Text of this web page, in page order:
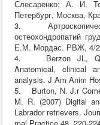
Слесаренко; А. И.
Петербург, Москва,
3.
остеохондропатий
Е.М. Мордас. РВЖ, 4/
4. Berzon JL,
Anatomical, clinical
analysis. J Am Anim
5. Burton, N. J.r
M. R. (2007) Digital
Labrador retrievers.